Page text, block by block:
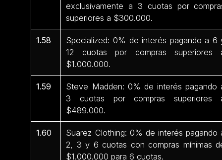
exclusivamente a 3 cuotas por
superiores a $300.000.
1.58
Specialized: 0% de interés pagando a 6
12 cuotas por compras superiores
$1.000.000.
1.59
Steve Madden: 0% de interés pagando
3 cuotas por compras superiores
$489.000.
1.60
Suarez Clothing: 0% de interés pagando
2, 3 y 6 cuotas con compras mínimas
$1.000.000 para 6 cuotas.